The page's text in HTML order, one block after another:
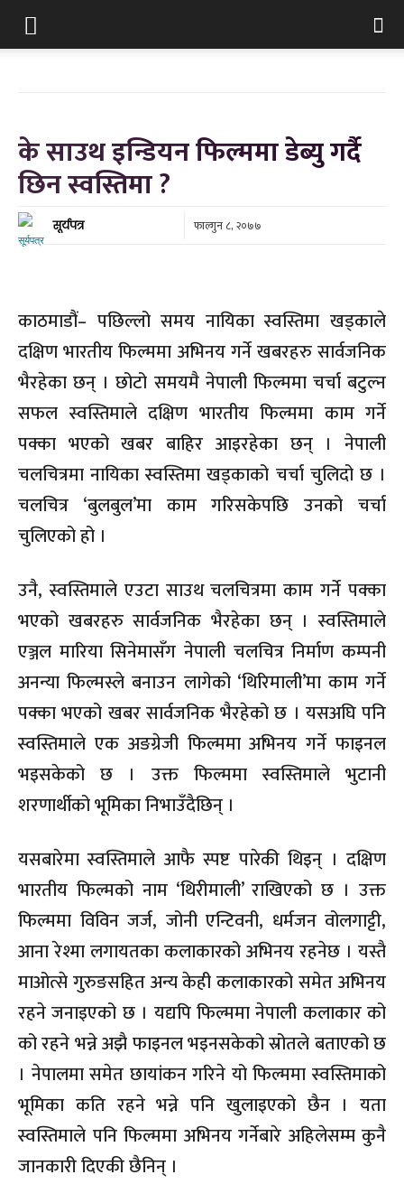
के साउथ इन्डियन फिल्ममा डेब्यु गर्दै
छिन स्वस्तिमा ?
सूर्यपत्र फाल्गुन ८, २०७७
काठमाडौं– पछिल्लो समय नायिका स्वस्तिमा खड्काले
दक्षिण भारतीय फिल्ममा अभिनय गर्ने खबरहरु सार्वजनिक
भैरहेका छन् । छोटो समयमै नेपाली फिल्ममा चर्चा बटुल्न
सफल स्वस्तिमाले दक्षिण भारतीय फिल्ममा काम गर्ने
पक्का भएको खबर बाहिर आइरहेका छन् । नेपाली
चलचित्रमा नायिका स्वस्तिमा खड्काको चर्चा चुलिदो छ ।
चलचित्र ‘बुलबुल’मा काम गरिसकेपछि उनको चर्चा
चुलिएको हो ।
उनै, स्वस्तिमाले एउटा साउथ चलचित्रमा काम गर्ने पक्का
भएको खबरहरु सार्वजनिक भैरहेका छन् । स्वस्तिमाले
एञ्जल मारिया सिनेमासँग नेपाली चलचित्र निर्माण कम्पनी
अनन्या फिल्मस्ले बनाउन लागेको ‘थिरिमाली’मा काम गर्ने
पक्का भएको खबर सार्वजनिक भैरहेको छ । यसअघि पनि
स्वस्तिमाले एक अङग्रेजी फिल्ममा अभिनय गर्ने फाइनल
भइसकेको छ । उक्त फिल्ममा स्वस्तिमाले भुटानी
शरणार्थीको भूमिका निभाउँदैछिन् ।
यसबारेमा स्वस्तिमाले आफै स्पष्ट पारेकी थिइन् । दक्षिण
भारतीय फिल्मको नाम ‘थिरीमाली’ राखिएको छ । उक्त
फिल्ममा विविन जर्ज, जोनी एन्टिवनी, धर्मजन वोलगाट्टी,
आना रेश्मा लगायतका कलाकारको अभिनय रहनेछ । यस्तै
माओत्से गुरुङसहित अन्य केही कलाकारको समेत अभिनय
रहने जनाइएको छ । यद्यपि फिल्ममा नेपाली कलाकार को
को रहने भन्ने अझै फाइनल भइनसकेको स्रोतले बताएको छ
। नेपालमा समेत छायांकन गरिने यो फिल्ममा स्वस्तिमाको
भूमिका कति रहने भन्ने पनि खुलाइएको छैन । यता
स्वस्तिमाले पनि फिल्ममा अभिनय गर्नेबारे अहिलेसम्म कुनै
जानकारी दिएकी छैनिन् ।